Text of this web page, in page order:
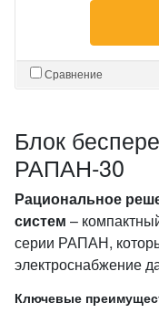
Сравнение
Блок
РАПАН‑30
Рациональное
систем –
серии РАПАН,
электроснабжение
Ключевые